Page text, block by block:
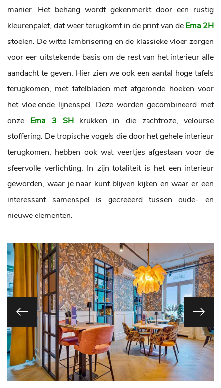
manier. Het behang wordt gekenmerkt door een rustig
kleurenpalet, dat weer terugkomt in de print van de Ema 2H
stoelen. De witte lambrisering en de klassieke vloer zorgen
voor een uitstekende basis om de rest van het interieur alle
aandacht te geven. Hier zien we ook een aantal hoge tafels
terugkomen, met tafelbladen met afgeronde hoeken voor
het vloeiende lijnenspel. Deze worden gecombineerd met
onze Ema 3 SHkrukken in die zachtroze, velourse
stoffering. De tropische vogels die door het gehele interieur
terugkomen, hebben ook wat veertjes afgestaan voor de
sfeervolle verlichting. In zijn totaliteit is het een interieur
geworden, waar je naar kunt blijven kijken en waar er een
interessant samenspel is gecreëerd tussen oude- en
nieuwe elementen.